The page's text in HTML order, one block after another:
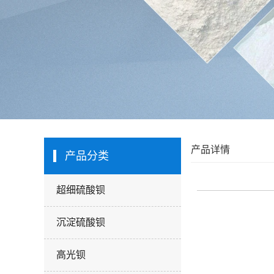
产品分类
超细硫酸钡
沉淀硫酸钡
高光钡
产品详情